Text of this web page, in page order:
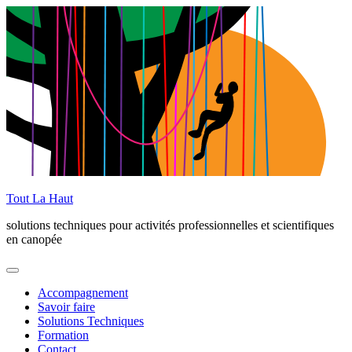
Skip
content
Tout La Haut
solutions techniques pour activités professionnelles et scientifiques
en canopée
Menu
Accompagnement
Savoir faire
Solutions Techniques
Formation
Contact